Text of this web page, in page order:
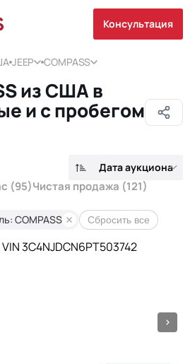
Консультация
JEEP COMPASS
из США в
и с пробегом
Дата аукциона
(95)Чистая продажа (121)
COMPASS Сбросить все